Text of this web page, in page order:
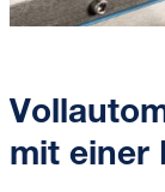
mit einer